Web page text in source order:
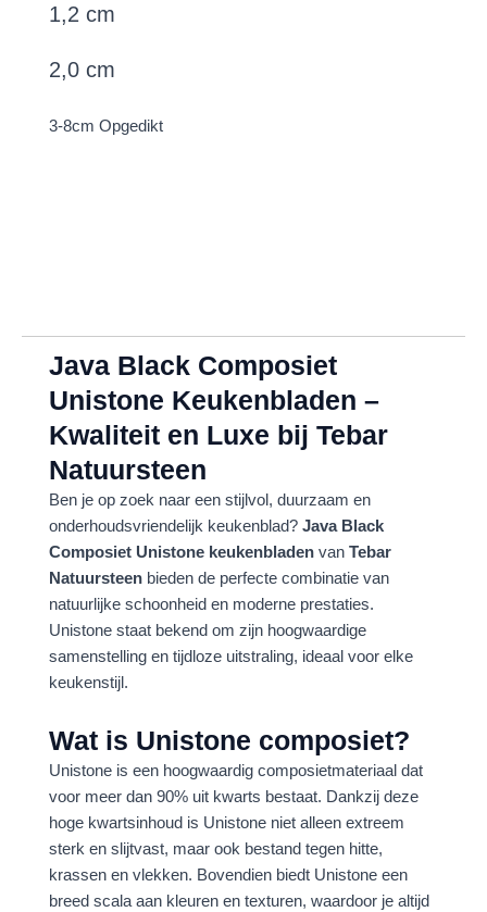
1,2 cm
2,0 cm
3-8cm Opgedikt
Java Black Composiet
Unistone Keukenbladen –
Kwaliteit en Luxe bij Tebar
Natuursteen
Ben je op zoek naar een stijlvol, duurzaam en
onderhoudsvriendelijk keukenblad? Java Black
Composiet Unistone keukenbladen van Tebar
Natuursteen bieden de perfecte combinatie van
natuurlijke schoonheid en moderne prestaties.
Unistone staat bekend om zijn hoogwaardige
samenstelling en tijdloze uitstraling, ideaal voor elke
keukenstijl.
Wat is Unistone composiet?
Unistone is een hoogwaardig composietmateriaal dat
voor meer dan 90% uit kwarts bestaat. Dankzij deze
hoge kwartsinhoud is Unistone niet alleen extreem
sterk en slijtvast, maar ook bestand tegen hitte,
krassen en vlekken. Bovendien biedt Unistone een
breed scala aan kleuren en texturen, waardoor je altijd